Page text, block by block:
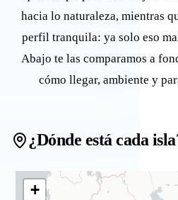
hacia lo naturaleza, mientras
perfil tranquila: ya solo eso
Abajo te las comparamos a
cómo llegar, ambiente y
¿Dónde está cada
+